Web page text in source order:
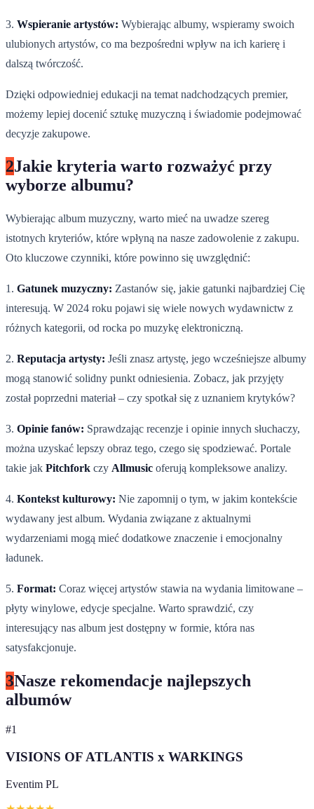
3. Wspieranie artystów: Wybierając albumy, wspieramy swoich
ulubionych artystów, co ma bezpośredni wpływ na ich karierę i
dalszą twórczość.
Dzięki odpowiedniej edukacji na temat nadchodzących premier,
możemy lepiej docenić sztukę muzyczną i świadomie podejmować
decyzje zakupowe.
2Jakie kryteria warto rozważyć przy
wyborze albumu?
Wybierając album muzyczny, warto mieć na uwadze szereg
istotnych kryteriów, które wpłyną na nasze zadowolenie z zakupu.
Oto kluczowe czynniki, które powinno się uwzględnić:
1. Gatunek muzyczny: Zastanów się, jakie gatunki najbardziej Cię
interesują. W 2024 roku pojawi się wiele nowych wydawnictw z
różnych kategorii, od rocka po muzykę elektroniczną.
2. Reputacja artysty: Jeśli znasz artystę, jego wcześniejsze albumy
mogą stanowić solidny punkt odniesienia. Zobacz, jak przyjęty
został poprzedni materiał – czy spotkał się z uznaniem krytyków?
3. Opinie fanów: Sprawdzając recenzje i opinie innych słuchaczy,
można uzyskać lepszy obraz tego, czego się spodziewać. Portale
takie jak Pitchfork czy Allmusic oferują kompleksowe analizy.
4. Kontekst kulturowy: Nie zapomnij o tym, w jakim kontekście
wydawany jest album. Wydania związane z aktualnymi
wydarzeniami mogą mieć dodatkowe znaczenie i emocjonalny
ładunek.
5. Format: Coraz więcej artystów stawia na wydania limitowane –
płyty winylowe, edycje specjalne. Warto sprawdzić, czy
interesujący nas album jest dostępny w formie, która nas
satysfakcjonuje.
3Nasze rekomendacje najlepszych
albumów
#1
VISIONS OF ATLANTIS x WARKINGS
Eventim PL